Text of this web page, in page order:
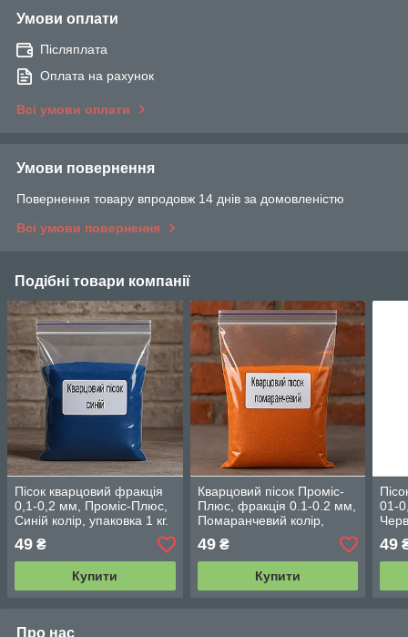
Умови оплати
Післяплата
Оплата на рахунок
Всі умови оплати
Умови повернення
Повернення товару впродовж 14 днів за домовленістю
Всі умови повернення
Подібні товари компанії
Пісок кварцовий фракція
0,1-0,2 мм, Проміс-Плюс,
Синій колір, упаковка 1 кг.
49 ₴
Купити
Кварцовий пісок Проміс-
Плюс, фракція 0.1-0.2 мм,
Помаранчевий колір,
упаковка 1 кг
49₴
Купити
01-
1 кг.
49
Про нас